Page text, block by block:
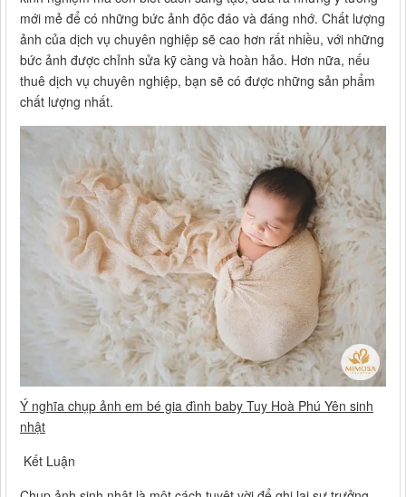
mới mẻ để có những bức ảnh độc đáo và đáng nhớ. Chất lượng
ảnh của dịch vụ chuyên nghiệp sẽ cao hơn rất nhiều, với những
bức ảnh được chỉnh sửa kỹ càng và hoàn hảo. Hơn nữa, nếu
thuê dịch vụ chuyên nghiệp, bạn sẽ có được những sản phẩm
chất lượng nhất.
Ý nghĩa chụp ảnh em bé gia đình baby Tuy Hoà Phú Yên sinh
nhật
Kết Luận